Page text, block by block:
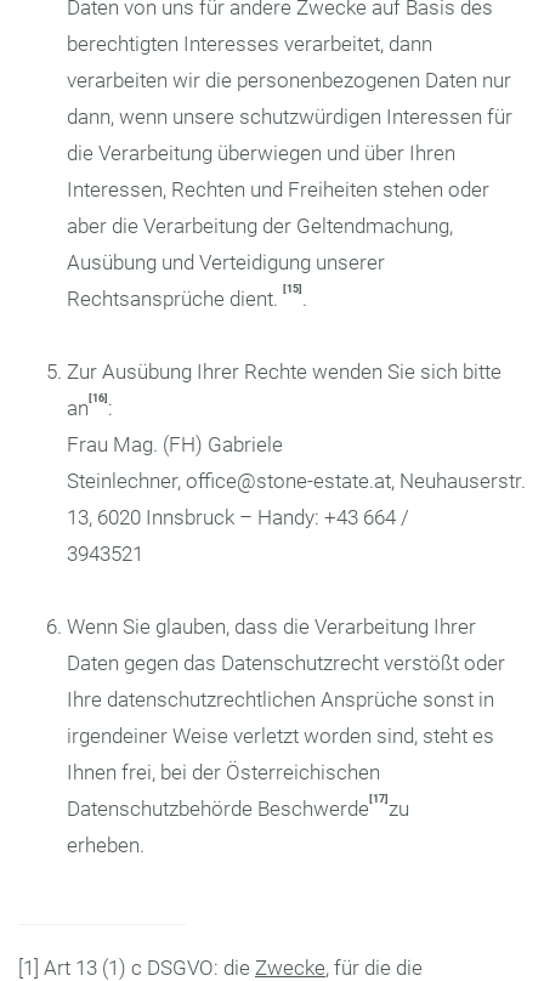
Daten von uns für andere Zwecke auf Basis des
berechtigten Interesses verarbeitet, dann
verarbeiten wir die personenbezogenen Daten nur
dann, wenn unsere schutzwürdigen Interessen für
die Verarbeitung überwiegen und über Ihren
Interessen, Rechten und Freiheiten stehen oder
aber die Verarbeitung der Geltendmachung,
Ausübung und Verteidigung unserer
Rechtsansprüche dient. [15].
Zur Ausübung Ihrer Rechte wenden Sie sich bitte
an[16]:
Frau Mag. (FH) Gabriele
Steinlechner, office@stone-estate.at, Neuhauserstr.
13, 6020 Innsbruck – Handy: +43 664 /
3943521
Wenn Sie glauben, dass die Verarbeitung Ihrer
Daten gegen das Datenschutzrecht verstößt oder
Ihre datenschutzrechtlichen Ansprüche sonst in
irgendeiner Weise verletzt worden sind, steht es
Ihnen frei, bei der Österreichischen
Datenschutzbehörde Beschwerde[17]zu
erheben.
[1] Art 13 (1) c DSGVO: die Zwecke, für die die